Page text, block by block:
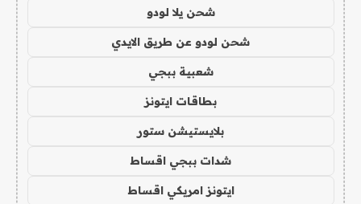
شحن يلا لودو
شحن لودو عن طريق الايدي
شعبية ببجي
بطاقات ايتونز
بلايستيشن ستور
شدات ببجي اقساط
ايتونز امريكي اقساط